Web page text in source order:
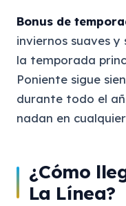
Bonus de
inviernos suaves
la temporada
Poniente sigue
durante todo el
nadan en
¿Cómo
La Línea?